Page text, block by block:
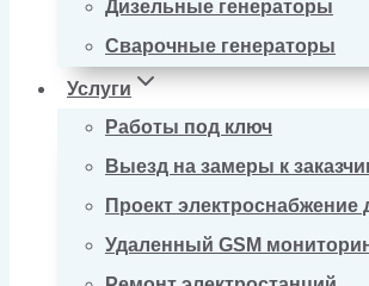
Дизельные генераторы
Сварочные генераторы
Услуги
Работы под ключ
Выезд на замеры к
Проект электроснабжение
Удаленный GSM